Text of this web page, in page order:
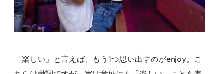
「楽しい」と言えば、もう1つ思い出すのがenjoy。こ